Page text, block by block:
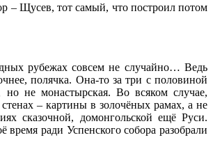
– Щусев, тот самый, что построил потом
рубежах совсем не случайно… Ведь
полячка. Она-то за три с половиной
но не монастырская. Во всяком случае,
– картины в золочёных рамах, а не
сказочной, домонгольской ещё Руси.
ради Успенского собора разобрали